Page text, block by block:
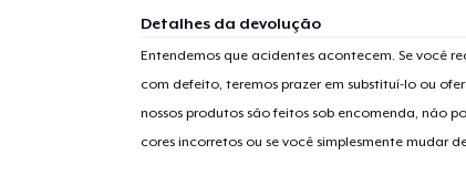
Detalhes da devolução
Entendemos que acidentes acontecem. Se você
com defeito, teremos prazer em substituí-lo ou
nossos produtos são feitos sob encomenda, não
cores incorretos ou se você simplesmente mudar